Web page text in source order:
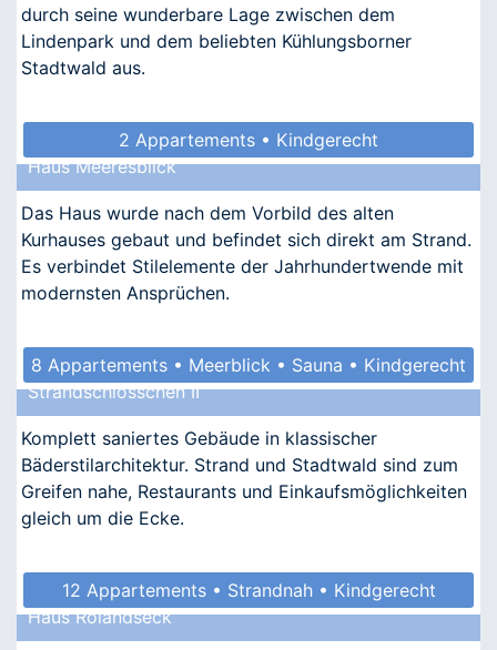
durch seine wunderbare Lage zwischen dem
Lindenpark und dem beliebten Kühlungsborner
Stadtwald aus.
2 Appartements • Kindgerecht
Haus Meeresblick
Das Haus wurde nach dem Vorbild des alten
Kurhauses gebaut und befindet sich direkt am Strand.
Es verbindet Stilelemente der Jahrhundertwende mit
modernsten Ansprüchen.
8 Appartements • Meerblick • Sauna • Kindgerecht
• Allergikergeeignet
Strandschlösschen II
Komplett saniertes Gebäude in klassischer
Bäderstilarchitektur. Strand und Stadtwald sind zum
Greifen nahe, Restaurants und Einkaufsmöglichkeiten
gleich um die Ecke.
12 Appartements • Strandnah • Kindgerecht
• Barrierefrei • Allergikergeeignet
Haus Rolandseck